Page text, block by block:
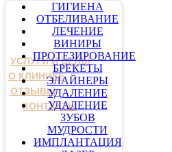
УСЛУГИ И ЦЕНЫ
О КЛИНИКЕ
ОТЗЫВЫ
КОНТАКТЫ
ГИГИЕНА
ОТБЕЛИВАНИЕ
ЛЕЧЕНИЕ
ВИНИРЫ
ПРОТЕЗИРОВАНИЕ
БРЕКЕТЫ
ЭЛАЙНЕРЫ
УДАЛЕНИЕ
УДАЛЕНИЕ
ЗУБОВ
МУДРОСТИ
ИМПЛАНТАЦИЯ